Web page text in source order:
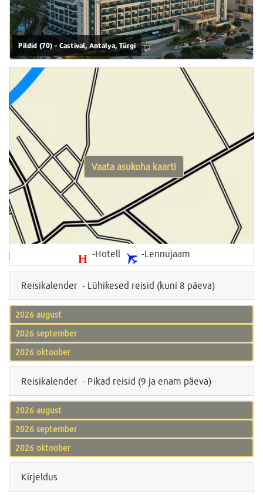
Pildid (70) - Castival, Antalya, Türgi
-Hotell -Lennujaam
Vaata asukoha kaarti
Reisikalender - Lühikesed reisid (kuni 8 päeva)
2026 august
2026 september
2026 oktoober
Reisikalender - Pikad reisid (9 ja enam päeva)
2026 august
2026 september
2026 oktoober
Kirjeldus